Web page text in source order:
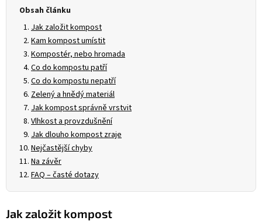
Obsah článku
Jak založit kompost
Kam kompost umístit
Kompostér, nebo hromada
Co do kompostu patří
Co do kompostu nepatří
Zelený a hnědý materiál
Jak kompost správně vrstvit
Vlhkost a provzdušnění
Jak dlouho kompost zraje
Nejčastější chyby
Na závěr
FAQ – časté dotazy
Jak založit kompost